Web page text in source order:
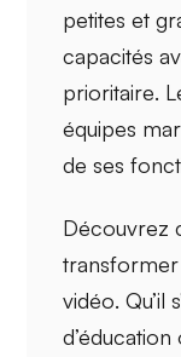
petites et
capacités
prioritaire.
équipes
de ses
Découvrez
vidéo. Qu’il